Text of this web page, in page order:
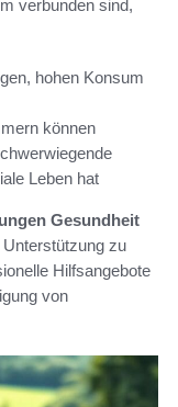
verbunden sind,
hohen Konsum
können
Leben hat
Gesundheit
zu
Hilfsangebote
von